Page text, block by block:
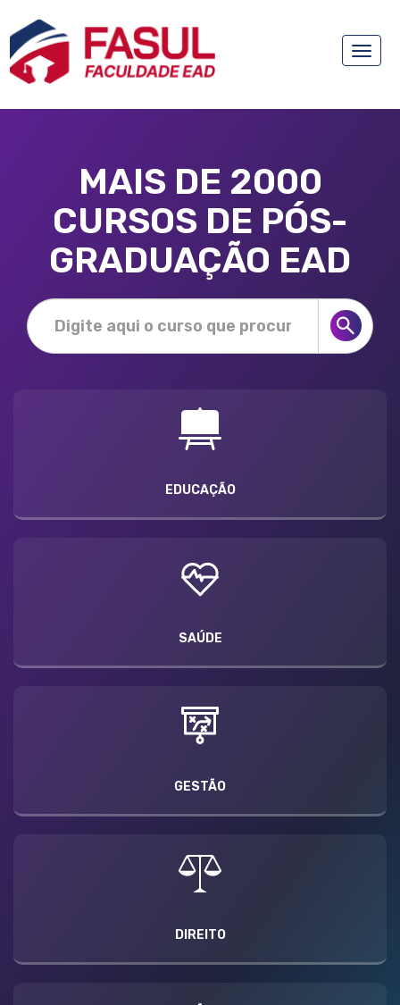
Toggle
MAIS DE 2000
CURSOS DE PÓS-
GRADUAÇÃO EAD
EDUCAÇÃO
SAÚDE
GESTÃO
DIREITO